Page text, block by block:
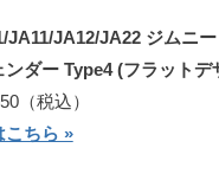
JA11/JA12/JA22 ジムニ
ンダー Type4 (フラットデ
（税込）
こちら »